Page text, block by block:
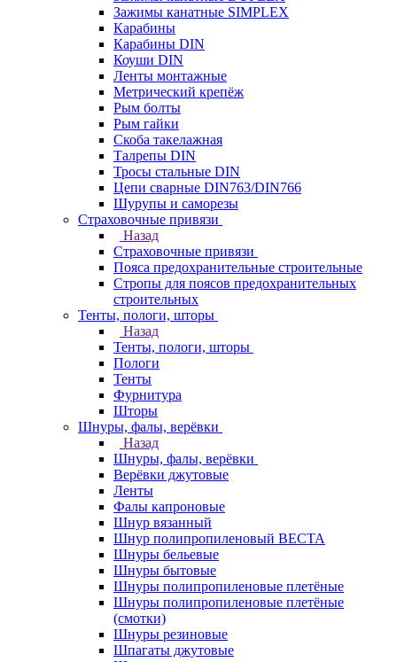
Зажимы канатные SIMPLEX
Карабины
Карабины DIN
Коуши DIN
Ленты монтажные
Метрический крепёж
Рым болты
Рым гайки
Скоба такелажная
Талрепы DIN
Тросы стальные DIN
Цепи сварные DIN763/DIN766
Шурупы и саморезы
Страховочные привязи
Назад
Страховочные привязи
Пояса предохранительные строительные
Стропы для поясов предохранительных
строительных
Тенты, пологи, шторы
Назад
Тенты, пологи, шторы
Пологи
Тенты
Фурнитура
Шторы
Шнуры, фалы, верёвки
Назад
Шнуры, фалы, верёвки
Верёвки джутовые
Ленты
Фалы капроновые
Шнур вязанный
Шнур полипропиленовый ВЕСТА
Шнуры бельевые
Шнуры бытовые
Шнуры полипропиленовые плетёные
Шнуры полипропиленовые плетёные
(смотки)
Шнуры резиновые
Шпагаты джутовые